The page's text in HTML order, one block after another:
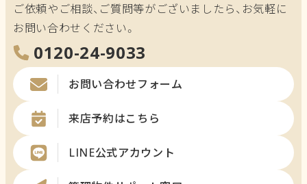
ご依頼やご相談、ご質問等がございましたら、お気軽に
お問い合わせください。
0120-24-9033
お問い合わせフォーム
来店予約はこちら
LINE公式アカウント